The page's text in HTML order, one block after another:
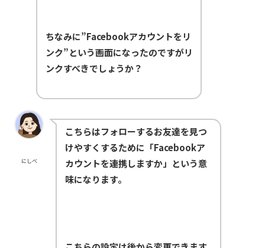
ちなみに”Facebookアカウントをリ
ンク”という画面になったのですがリ
ンクすべきでしょうか？
にしべ
こちらはフォローするお友達を見つ
けやすくするために「Facebookア
カウントを連携しますか」という意
味になります。